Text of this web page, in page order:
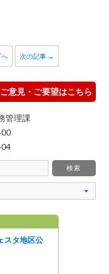
へ 次の記事 →
意見・ご要望はこちら
管理課
スタ地区公